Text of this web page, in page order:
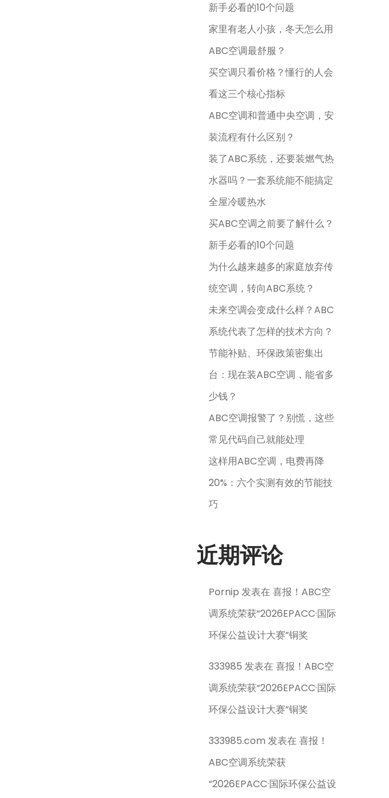
新手必看的10个问题
家里有老人小孩，冬天怎么用
ABC空调最舒服？
买空调只看价格？懂行的人会
看这三个核心指标
ABC空调和普通中央空调，安
装流程有什么区别？
装了ABC系统，还要装燃气热
水器吗？一套系统能不能搞定
全屋冷暖热水
买ABC空调之前要了解什么？
新手必看的10个问题
为什么越来越多的家庭放弃传
统空调，转向ABC系统？
未来空调会变成什么样？ABC
系统代表了怎样的技术方向？
节能补贴、环保政策密集出
台：现在装ABC空调，能省多
少钱？
ABC空调报警了？别慌，这些
常见代码自己就能处理
这样用ABC空调，电费再降
20%：六个实测有效的节能技
巧
近期评论
Pornip 发表在喜报！ABC空
调系统荣获“2026EPACC·国际
环保公益设计大赛”铜奖
333985 发表在喜报！ABC空
调系统荣获“2026EPACC·国际
环保公益设计大赛”铜奖
333985.com 发表在喜报！
ABC空调系统荣获
“2026EPACC·国际环保公益设